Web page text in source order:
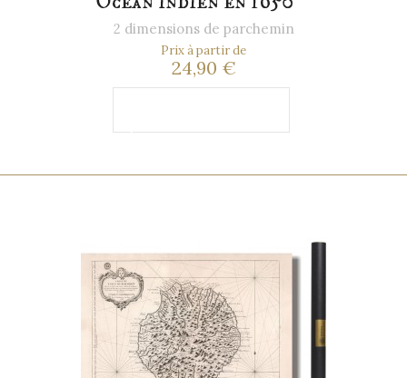
2 dimensions de parchemin
Prix à partir de
24,90 €